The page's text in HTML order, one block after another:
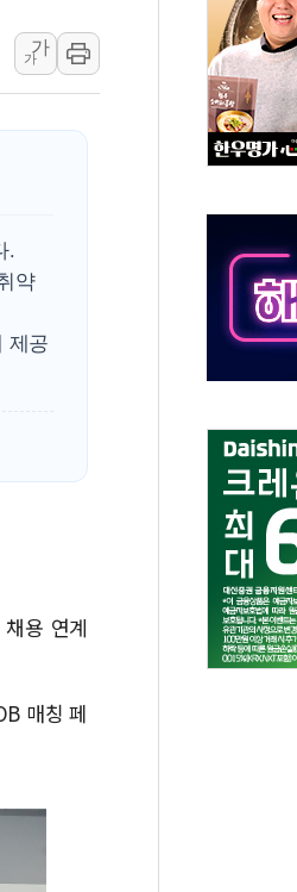
꺼낸 김민석에 '뻔뻔' 받아친 정청래…제
령, ISA 개편 재검토 지시…與 "적극 환
전 해상 풍랑주의보…10일까지 최대
염에 온열질환 사망 23명…정부, 비상
위 아파트 부양, 수도 베이징도 부동산
·남부 동해안 시간당 50mm 이상 폭우
에서 일하던 90대 숨져…온열질환 여부
車 운전면허 기능시험 오전 집중 편성
가
가
.
약
제공
용 연계
매칭 페